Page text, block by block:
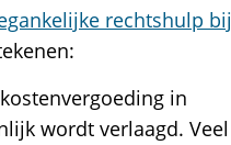
rechtshulp bij
in
wordt verlaagd. Veel